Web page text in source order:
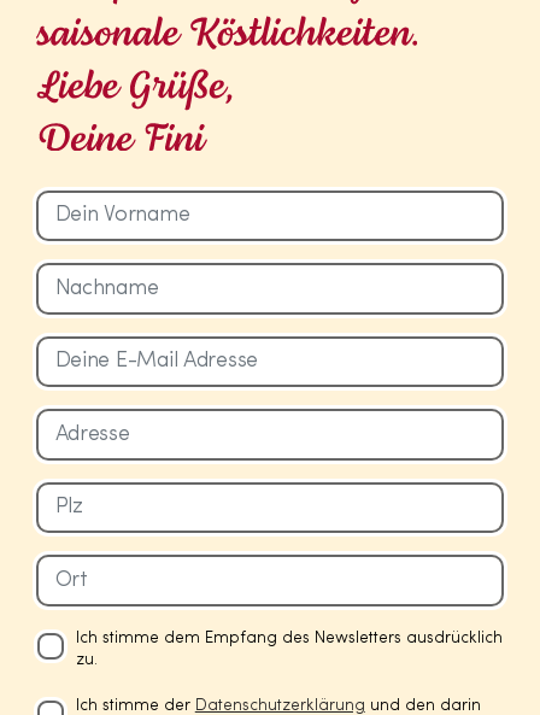
Ich stimme dem Empfang des Newsletters ausdrücklich
zu.
Ich stimme der Datenschutzerklärung und den darin